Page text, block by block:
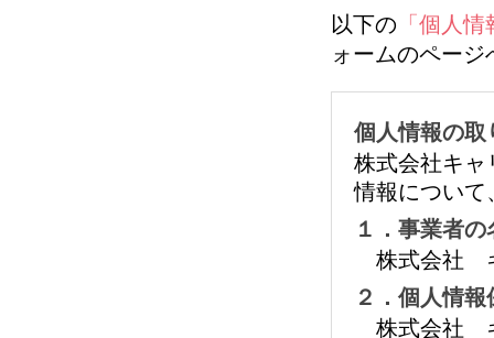
以下の 「個人
ォームのペー
個人情報の取
株式会社キャ
情報について
１．事業者の
株式会社
２．個人情
株式会社